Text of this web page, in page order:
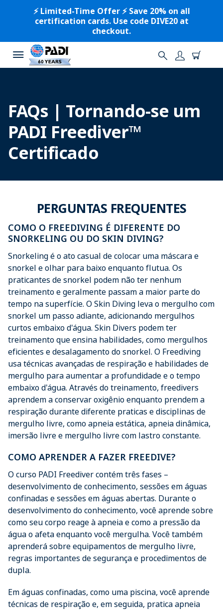
⚡️ Limited-Time Offer ⚡️ Save 20% on all
certification cards. Use code DIVE20 at
checkout.
FAQs | Tornando-se um
PADI Freediver™
Certificado
PERGUNTAS FREQUENTES
COMO O FREEDIVING É DIFERENTE DO
SNORKELING OU DO SKIN DIVING?
Snorkeling é o ato casual de colocar uma máscara e
snorkel e olhar para baixo enquanto flutua. Os
praticantes de snorkel podem não ter nenhum
treinamento e geralmente passam a maior parte do
tempo na superfície. O Skin Diving leva o mergulho com
snorkel um passo adiante, adicionando mergulhos
curtos embaixo d'água. Skin Divers podem ter
treinamento que ensina habilidades, como mergulhos
eficientes e desalagamento do snorkel. O Freediving
usa técnicas avançadas de respiração e habilidades de
mergulho para aumentar a profundidade e o tempo
embaixo d'água. Através do treinamento, freedivers
aprendem a conservar oxigênio enquanto prendem a
respiração durante diferente praticas e disciplinas de
mergulho livre, como apneia estática, apneia dinâmica,
imersão livre e mergulho livre com lastro constante.
COMO APRENDER A FAZER FREEDIVE?
O curso PADI Freediver contém três fases –
desenvolvimento de conhecimento, sessões em águas
confinadas e sessões em águas abertas. Durante o
desenvolvimento do conhecimento, você aprende sobre
como seu corpo reage à apneia e como a pressão da
água o afeta enquanto você mergulha. Você também
aprenderá sobre equipamentos de mergulho livre,
regras importantes de segurança e procedimentos de
dupla.
Em águas confinadas, como uma piscina, você aprende
técnicas de respiração e, em seguida, pratica apneia